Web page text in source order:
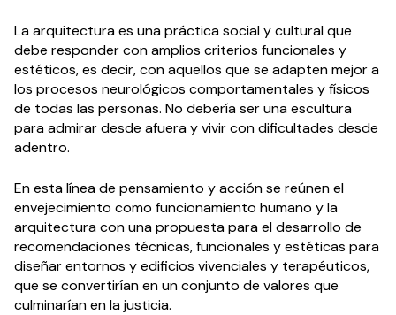
La arquitectura es una práctica social y cultural que
debe responder con amplios criterios funcionales y
estéticos, es decir, con aquellos que se adapten mejor a
los procesos neurológicos comportamentales y físicos
de todas las personas. No debería ser una escultura
para admirar desde afuera y vivir con dificultades desde
adentro.
En esta línea de pensamiento y acción se reúnen el
envejecimiento como funcionamiento humano y la
arquitectura con una propuesta para el desarrollo de
recomendaciones técnicas, funcionales y estéticas para
diseñar entornos y edificios vivenciales y terapéuticos,
que se convertirían en un conjunto de valores que
culminarían en la justicia.